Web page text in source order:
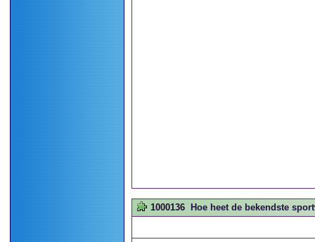
1000136 Hoe heet de bekendste